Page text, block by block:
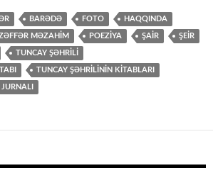
BARƏDƏ FOTO HAQQINDA
MƏZAHIM POEZİYA ŞAİR ŞEİR
TUNCAY ŞƏHRİLİ
TUNCAY ŞƏHRİLİNİN KİTABLARI